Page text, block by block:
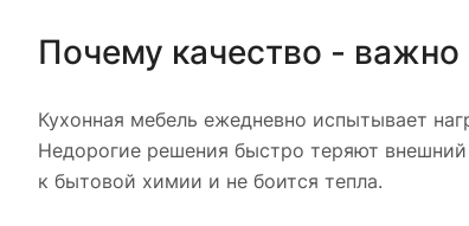
Почему качество - важно
Кухонная мебель ежедневно испытывает
Недорогие решения быстро теряют внешний
к бытовой химии и не боится тепла.